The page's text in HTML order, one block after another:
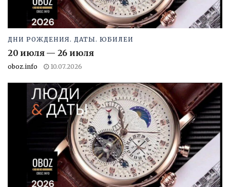
ДНИ РОЖДЕНИЯ. ДАТЫ. ЮБИЛЕИ
20 июля — 26 июля
oboz.info 10.07.2026